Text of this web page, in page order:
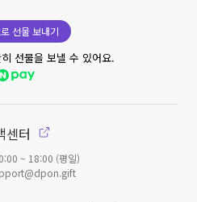
선물 보내기
선물을 보낼 수 있어요.
센터
~ 18:00 (평일)